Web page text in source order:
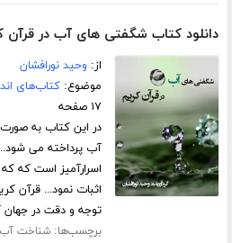
دانلود کتاب شگفتی های آب در قرآن
از: وحید نورافشان
موضوع:کتاب‌های
۱۷ صفحه
در این کتاب به صورت
آب پرداخته می
اسرارآمیز است که
اثبات نمود... قرآن
توجه و دقت در جهان
برچسب‌ها:شناخت آب